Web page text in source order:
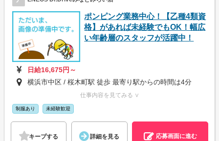
ポンピング業務中心！【乙種4類資
格】があれば未経験でもOK！幅広
い年齢層のスタッフが活躍中！
日給16,675円～
横浜市中区 / 桜木町駅 徒歩 最寄り駅からの時間は4分
仕事内容を見てみる ∨
制服あり 未経験歓迎
キープする 詳細を見る 応募画面に進む